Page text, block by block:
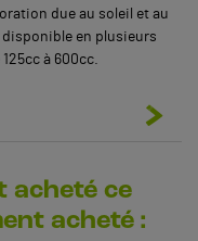
due au soleil et au
en plusieurs
à 600cc.
acheté ce
acheté :